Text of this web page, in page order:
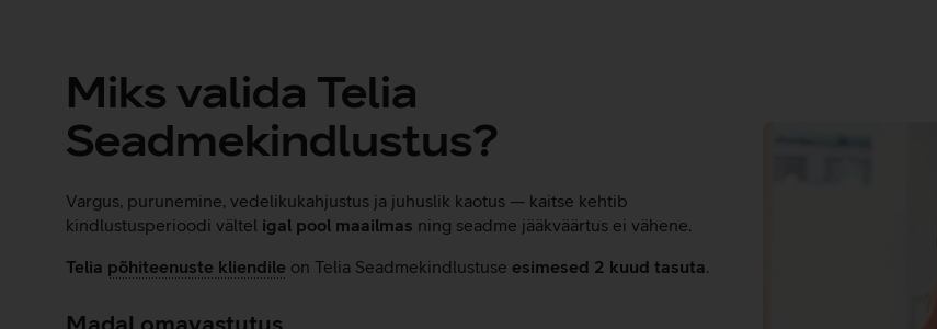
Miks valida Telia
Seadmekindlustus?
Vargus, purunemine, vedelikukahjustus ja juhuslik kaotus — kaitse kehtib
kindlustusperioodi vältel igal pool maailmas ning seadme jääkväärtus ei vähene.
Telia põhiteenuste kliendile on Telia Seadmekindlustuse esimesed 2 kuud tasuta.